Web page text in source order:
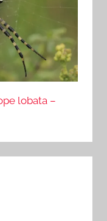
lobata –